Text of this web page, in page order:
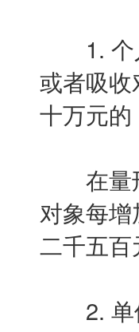
1. 个人
或者吸
十万元
在量刑
对象每
二千五
2. 单位